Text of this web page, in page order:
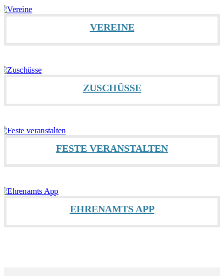
VEREINE
ZUSCHÜSSE
FESTE VERANSTALTEN
EHRENAMTS APP